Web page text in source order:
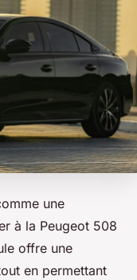
une
à la Peugeot 508
offre une
en permettant